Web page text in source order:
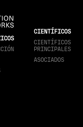
CIENTÍFICOS
CIENTÍFICOS
PRINCIPALES
ASOCIADOS